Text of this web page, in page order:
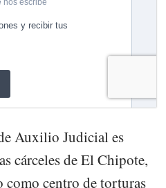
Auxilio Judicial es
cárceles de El Chipote,
como centro de torturas